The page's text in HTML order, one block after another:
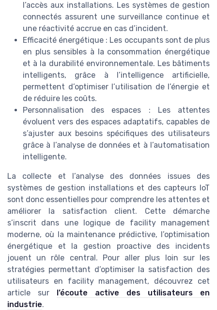
l’accès aux installations. Les systèmes de gestion
connectés assurent une surveillance continue et
une réactivité accrue en cas d’incident.
Efficacité énergétique : Les occupants sont de plus
en plus sensibles à la consommation énergétique
et à la durabilité environnementale. Les bâtiments
intelligents, grâce à l’intelligence artificielle,
permettent d’optimiser l’utilisation de l’énergie et
de réduire les coûts.
Personnalisation des espaces : Les attentes
évoluent vers des espaces adaptatifs, capables de
s’ajuster aux besoins spécifiques des utilisateurs
grâce à l’analyse de données et à l’automatisation
intelligente.
La collecte et l’analyse des données issues des
systèmes de gestion installations et des capteurs IoT
sont donc essentielles pour comprendre les attentes et
améliorer la satisfaction client. Cette démarche
s’inscrit dans une logique de facility management
moderne, où la maintenance prédictive, l’optimisation
énergétique et la gestion proactive des incidents
jouent un rôle central. Pour aller plus loin sur les
stratégies permettant d’optimiser la satisfaction des
utilisateurs en facility management, découvrez cet
article sur l’écoute active des utilisateurs en
industrie.